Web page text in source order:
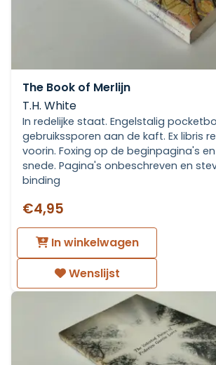
The Book of Merlijn
T.H. White
In redelijke staat. Engelstalig
gebruikssporen aan de kaft. Ex libris
voorin. Foxing op de beginpagina's
snede. Pagina's onbeschreven en
binding
€4,95
In winkelwagen
Wenslijst